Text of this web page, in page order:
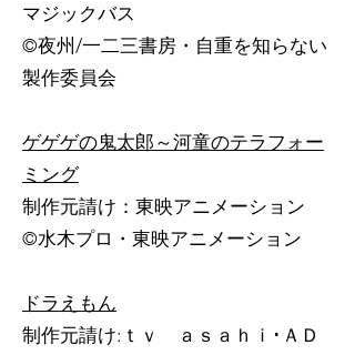
マジックバス
©夜州/一二三書房・自重を知らない
製作委員会
ゲゲゲの鬼太郎～河童のテラフォー
ミング
制作元請け：東映アニメーション
©水木プロ・東映アニメーション
​ドラえもん
制作元請け:ｔｖ ａｓａｈｉ･ＡＤ